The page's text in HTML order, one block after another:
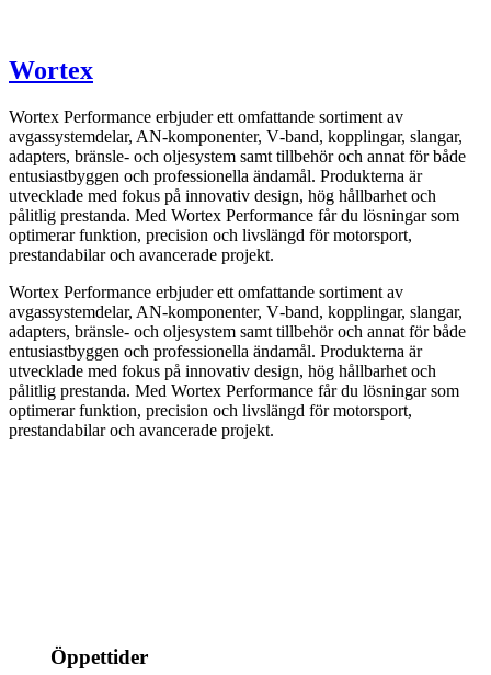
Wortex
Wortex Performance erbjuder ett omfattande sortiment av
avgassystemdelar, AN-komponenter, V‑band, kopplingar, slangar,
adapters, bränsle- och oljesystem samt tillbehör och annat för både
entusiastbyggen och professionella ändamål. Produkterna är
utvecklade med fokus på innovativ design, hög hållbarhet och
pålitlig prestanda. Med Wortex Performance får du lösningar som
optimerar funktion, precision och livslängd för motorsport,
prestandabilar och avancerade projekt.
Wortex Performance erbjuder ett omfattande sortiment av
avgassystemdelar, AN-komponenter, V‑band, kopplingar, slangar,
adapters, bränsle- och oljesystem samt tillbehör och annat för både
entusiastbyggen och professionella ändamål. Produkterna är
utvecklade med fokus på innovativ design, hög hållbarhet och
pålitlig prestanda. Med Wortex Performance får du lösningar som
optimerar funktion, precision och livslängd för motorsport,
prestandabilar och avancerade projekt.
Öppettider